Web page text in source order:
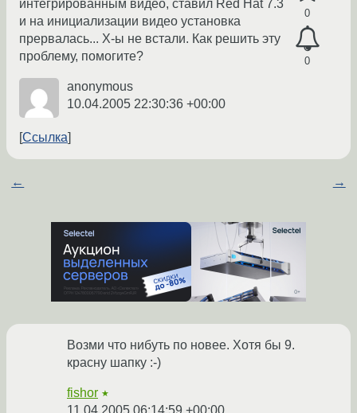
0
0
интегрированным видео, ставил Red Hat 7.3
и на инициализации видео установка
прервалась... X-ы не встали. Как решить эту
проблему, помогите?
anonymous
10.04.2005 22:30:36 +00:00
Ссылка
← →
Возми что нибуть по новее. Хотя бы 9.
красну шапку :-)
fishor ★